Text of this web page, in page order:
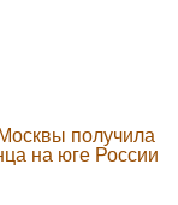
получила
на юге России